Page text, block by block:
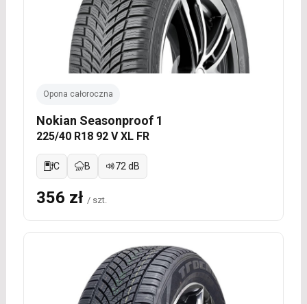
Opona całoroczna
Nokian Seasonproof 1
225/40 R18 92 V XL FR
C B 72 dB
356 zł / szt.